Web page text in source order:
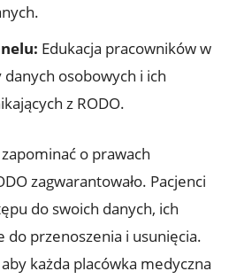
Edukacja pracowników w
osobowych i ich
z RODO.
o prawach
zagwarantowało. Pacjenci
do swoich danych, ich
do przenoszenia i usunięcia.
każda placówka medyczna